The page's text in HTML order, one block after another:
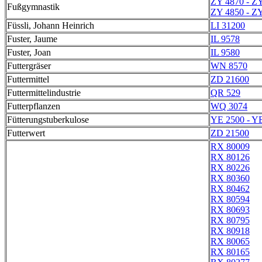
Fußgymnastik
ZY 4850 -
Füssli, Johann Heinrich
LI 31200
Fuster, Jaume
IL 9578
Fuster, Joan
IL 9580
Futtergräser
WN 8570
Futtermittel
ZD 21600
Futtermittelindustrie
QR 529
Futterpflanzen
WQ 3074
Fütterungstuberkulose
YE 2500 -
Futterwert
ZD 21500
RX 80009
RX 80126
RX 80226
RX 80360
RX 80462
RX 80594
RX 80693
RX 80795
RX 80918
RX 80065
RX 80165